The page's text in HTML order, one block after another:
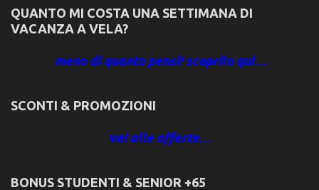
QUANTO MI COSTA UNA SETTIMANA DI
VACANZA A VELA?
meno di quanto pensi! scoprilo qui…
SCONTI & PROMOZIONI
vai alle offerte…
BONUS STUDENTI & SENIOR +65